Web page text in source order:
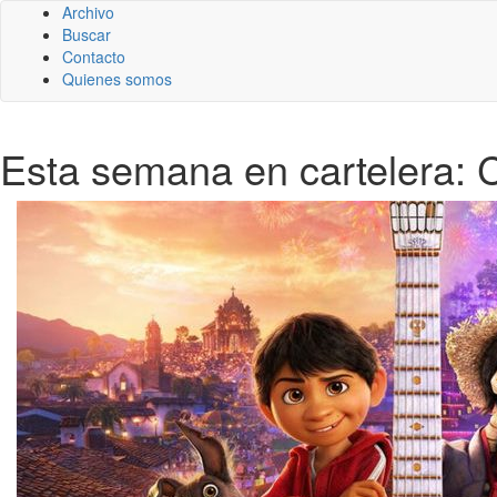
Archivo
Buscar
Contacto
Quienes somos
Esta semana en cartelera: